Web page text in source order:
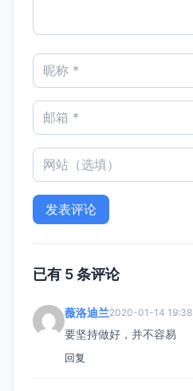
已有 5 条评论
薇洛迪兰2020-01-14 19:38
要坚持做好，并不容易
回复